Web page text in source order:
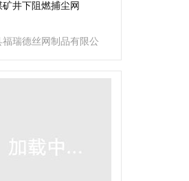
矿井下阻燃捕尘网
福瑞德丝网制品有限公